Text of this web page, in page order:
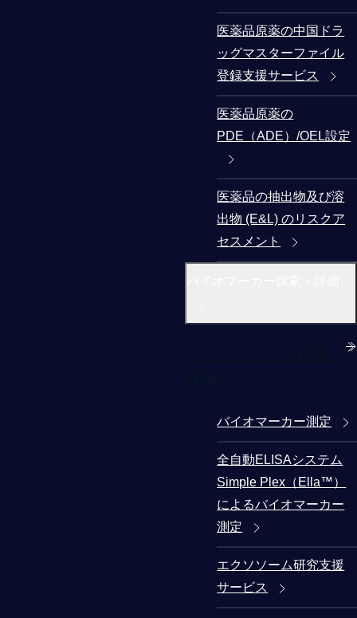
医薬品原薬の中国ドラ
ッグマスターファイル
登録支援サービス
医薬品原薬の
PDE（ADE）/OEL設定
医薬品の抽出物及び溶
出物 (E&L) のリスクア
セスメント
バイオマーカー測定
全自動ELISAシステム
Simple Plex（Ella™）
によるバイオマーカー
測定
エクソソーム研究支援
サービス